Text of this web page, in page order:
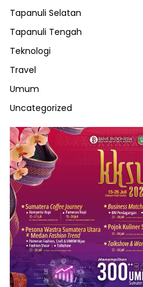
Tapanuli Selatan
Tapanuli Tengah
Teknologi
Travel
Umum
Uncategorized